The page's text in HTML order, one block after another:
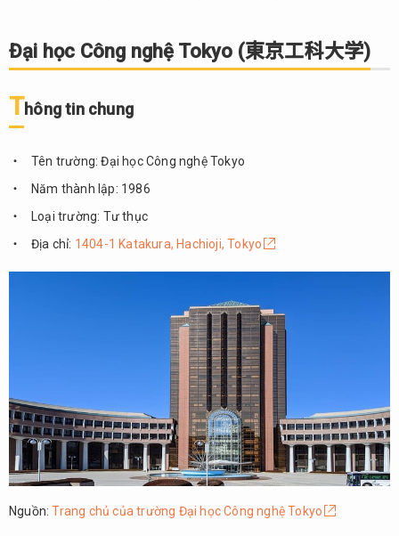
quốc
9.
Đại
(拓殖大学)
9.1.
Thông
chung
vật
chất
9.4.
Chương
đạo tạo
Đại học Công nghệ Tokyo (東京工科大学)
Thông tin chung
Tên trường: Đại học Công nghệ Tokyo
Năm thành lập: 1986
Loại trường: Tư thục
Địa chỉ: 1404-1 Katakura, Hachioji, Tokyo
Nguồn:Trang chủ của trường Đại học Công nghệ Tokyo